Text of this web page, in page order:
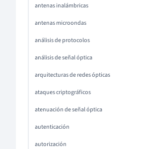
antenas inalámbricas
antenas microondas
análisis de protocolos
análisis de señal óptica
arquitecturas de redes ópticas
ataques criptográficos
atenuación de señal óptica
autenticación
autorización